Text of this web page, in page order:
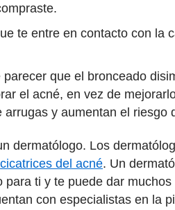
te entre en contacto con la
que el bronceado
el acné, en vez de
y aumentan el riesgo
dermatólogo. Los
cicatrices del acné. Un
ti y te puede dar
con especialistas en la